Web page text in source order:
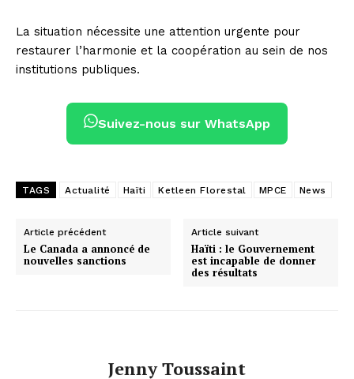
La situation nécessite une attention urgente pour
restaurer l’harmonie et la coopération au sein de nos
institutions publiques.
Suivez-nous sur WhatsApp
TAGS Actualité Haïti Ketleen Florestal MPCE News
Article précédent
Le Canada a annoncé de
nouvelles sanctions
Article suivant
Haïti : le Gouvernement
est incapable de donner
des résultats
Jenny Toussaint